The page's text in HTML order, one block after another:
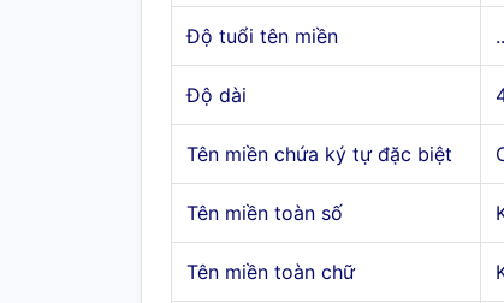
Độ tuổi tên miền
Độ dài
Tên miền chứa ký tự đặc biệt
Tên miền toàn số
Tên miền toàn chữ